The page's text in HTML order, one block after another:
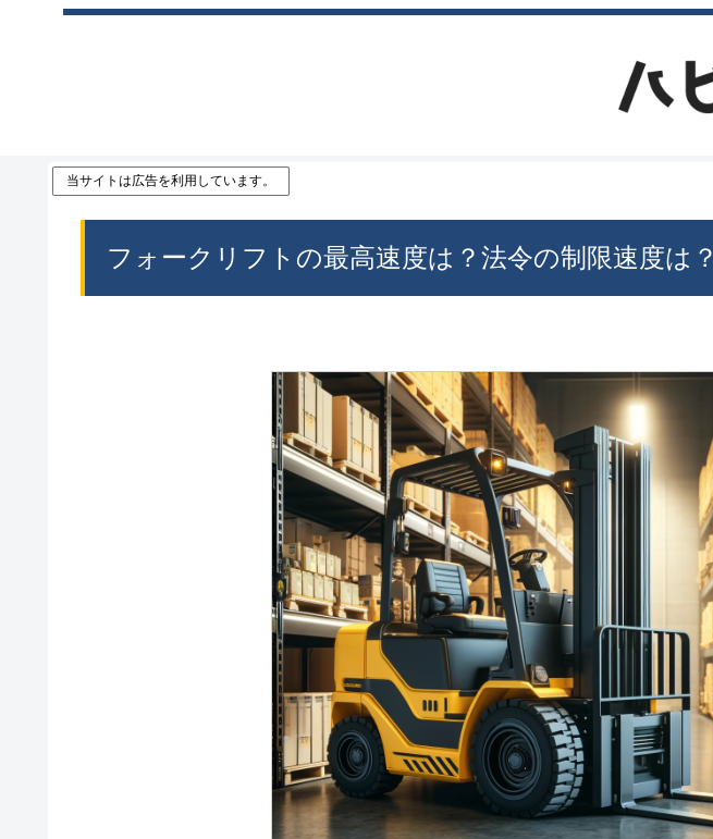
当サイトは広告を利用しています。
フォークリフトの最高速度は？法令の制限速度は？